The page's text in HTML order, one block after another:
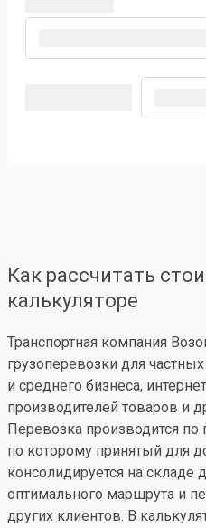
Как рассчитать
калькуляторе
Транспортная компания
грузоперевозки для
и среднего бизнеса,
производителей товаров и
Перевозка производится по
по которому принятый для
консолидируется на складе
оптимального маршрута и
других клиентов. В